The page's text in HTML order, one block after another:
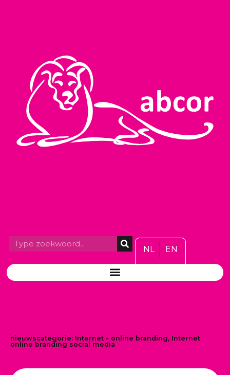
NL EN
nieuwscategorie: Internet - online branding, Internet
online branding social media